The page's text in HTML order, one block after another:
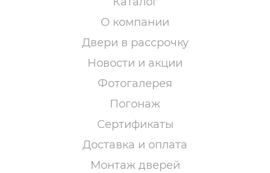
О компании
Двери в рассрочку
Новости и акции
Фотогалерея
Погонаж
Сертификаты
Доставка и оплата
Монтаж дверей